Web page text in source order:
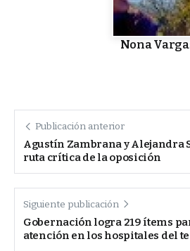
Nona
Publicación anterior
Agustín Zambrana y Alejandra
ruta crítica de la oposición
Siguiente publicación
Gobernación logra 219 ítems
atención en los hospitales del